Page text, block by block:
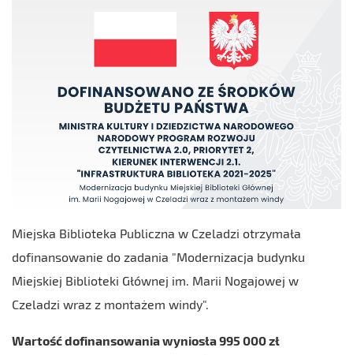
Miejska Biblioteka Publiczna w Czeladzi otrzymała
dofinansowanie do zadania "Modernizacja budynku
Miejskiej Biblioteki Głównej im. Marii Nogajowej w
Czeladzi wraz z montażem windy".
Wartość dofinansowania wyniosła 995 000 zł